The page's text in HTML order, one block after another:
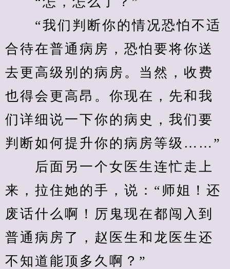
“我们判断你的情况恐怕不适
合待在普通病房，恐怕要将你送
去更高级别的病房。当然，收费
也得会更高昂。你现在，先和我
们详细说一下你的病史，我们要
判断如何提升你的病房等级……”
后面另一个女医生连忙走上
来，拉住她的手，说：“师姐！还
废话什么啊！厉鬼现在都闯入到
普通病房了，赵医生和龙医生还
不知道能顶多久啊？”